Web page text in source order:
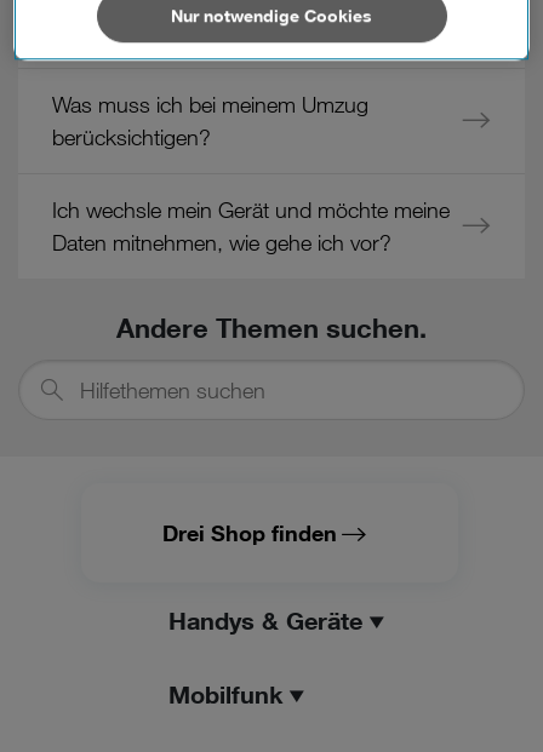
Wie viel kostet ein Tarifwechsel?
Was muss ich bei meinem Umzug
berücksichtigen?
Ich wechsle mein Gerät und möchte meine
Daten mitnehmen, wie gehe ich vor?
Andere Themen suchen.
suchen
Drei Shop finden
Handys & Geräte
Mobilfunk
außerhalb der europäischen Union (z.B. in den USA)
verarbeiten. Sie unterliegen keinem EU-konformen
Datenschutzniveau und es stehen keine wirksamen
Cookies von Unternehmen in Drittstaaten, die ein ähnliches
Unternehmen behandelt.
Website unerlässlich sind.
Nur notwendige Cookies